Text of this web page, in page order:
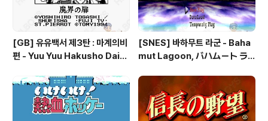
[GB] 유유백서 제3탄 : 마계의비
편 - Yuu Yuu Hakusho Dai-3
☆遊☆白書 第3弾 魔界の扉編
[SNES] 바하무트 라군 - Baha
mut Lagoon, バハムート ラ